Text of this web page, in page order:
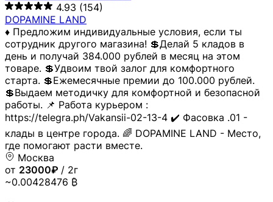
4.93 (154)
DOPAMINE LAND
♦️ Предложим индивидуальные условия, если ты
сотрудник другого магазина! 💲Делай 5 кладов в
день и получай 384.000 рублей в месяц на этом
товаре. 💲Удвоим твой залог для комфортного
старта. 💲Ежемесячные премии до 100.000 рублей.
💲Выдаем методичку для комфортной и безопасной
работы. 📌 Работа курьером :
https://telegra.ph/Vakansii-02-13-4 ✔️ Фасовка .01 -
клады в центре города. 🌈 DOPAMINE LAND - Место,
где помогают расти вместе.
Москва
от 23000₽ / 2г
~0.00428476 ₿